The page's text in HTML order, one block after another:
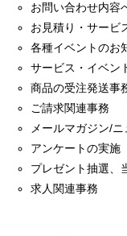
お問い合わせ内容
お見積り・サービ
各種イベントのお
サービス・イベン
商品の受注発送事
ご請求関連事務
メールマガジン/
アンケートの実施
プレゼント抽選、
求人関連事務